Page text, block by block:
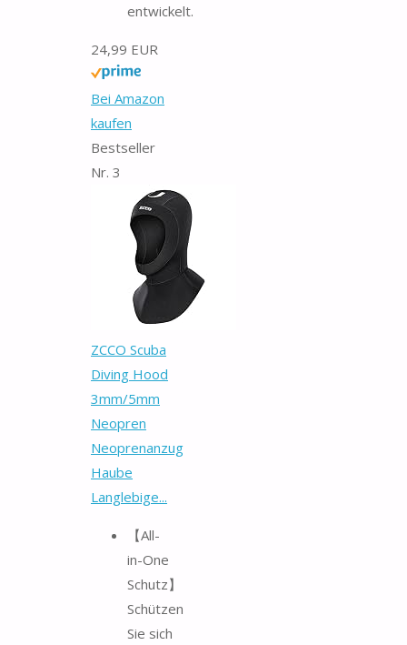
entwickelt.
24,99 EUR
Bei Amazon
kaufen
Bestseller
Nr. 3
ZCCO Scuba
Diving Hood
3mm/5mm
Neopren
Neoprenanzug
Haube
Langlebige...
【All-
in-One
Schutz】
Schützen
Sie sich